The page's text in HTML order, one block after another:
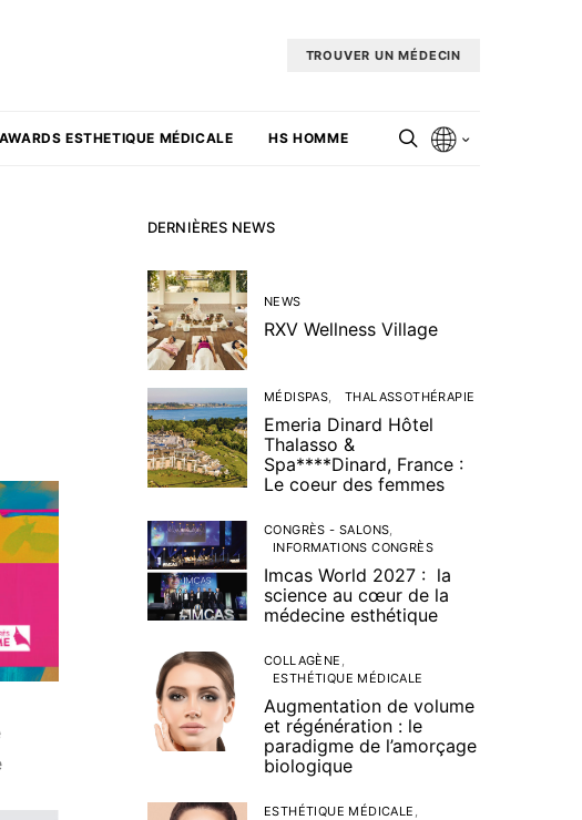
TROUVER UN MÉDECIN
AWARDS ESTHETIQUE MÉDICALE HS HOMME
DERNIÈRES NEWS
NEWS
RXV Wellness Village
MÉDISPAS THALASSOTHÉRAPIE
Emeria Dinard Hôtel
Thalasso &
Spa****Dinard, France :
Le coeur des femmes
CONGRÈS - SALONS
INFORMATIONS CONGRÈS
Imcas World 2027 : la
science au cœur de la
médecine esthétique
COLLAGÈNE
ESTHÉTIQUE MÉDICALE
Augmentation de volume
et régénération : le
paradigme de l’amorçage
biologique
ESTHÉTIQUE MÉDICALE